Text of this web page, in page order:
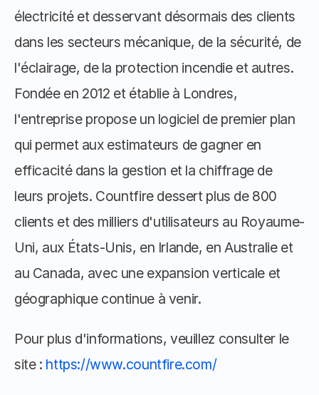
électricité et desservant désormais des clients
dans les secteurs mécanique, de la sécurité, de
l'éclairage, de la protection incendie et autres.
Fondée en 2012 et établie à Londres,
l'entreprise propose un logiciel de premier plan
qui permet aux estimateurs de gagner en
efficacité dans la gestion et la chiffrage de
leurs projets. Countfire dessert plus de 800
clients et des milliers d'utilisateurs au Royaume-
Uni, aux États-Unis, en Irlande, en Australie et
au Canada, avec une expansion verticale et
géographique continue à venir.
Pour plus d'informations, veuillez consulter le
site : https://www.countfire.com/